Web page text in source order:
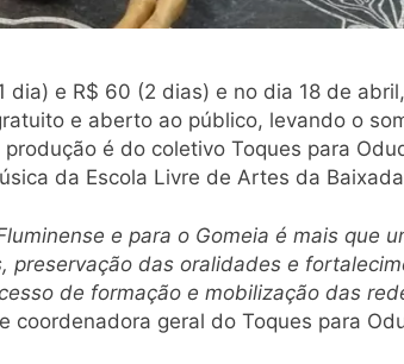
dia) e R$ 60 (2 dias) e no dia 18 de
e aberto ao público, levando o
é do coletivo Toques para
da Escola Livre de Artes da
e para o Gomeia é mais que
preservação das oralidades e
de formação e mobilização das
coordenadora geral do Toques para